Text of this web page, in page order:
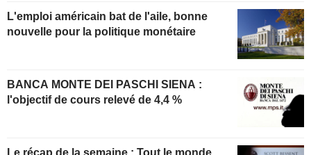
L'emploi américain bat de l'aile, bonne
nouvelle pour la politique monétaire
BANCA MONTE DEI PASCHI SIENA :
l'objectif de cours relevé de 4,4 %